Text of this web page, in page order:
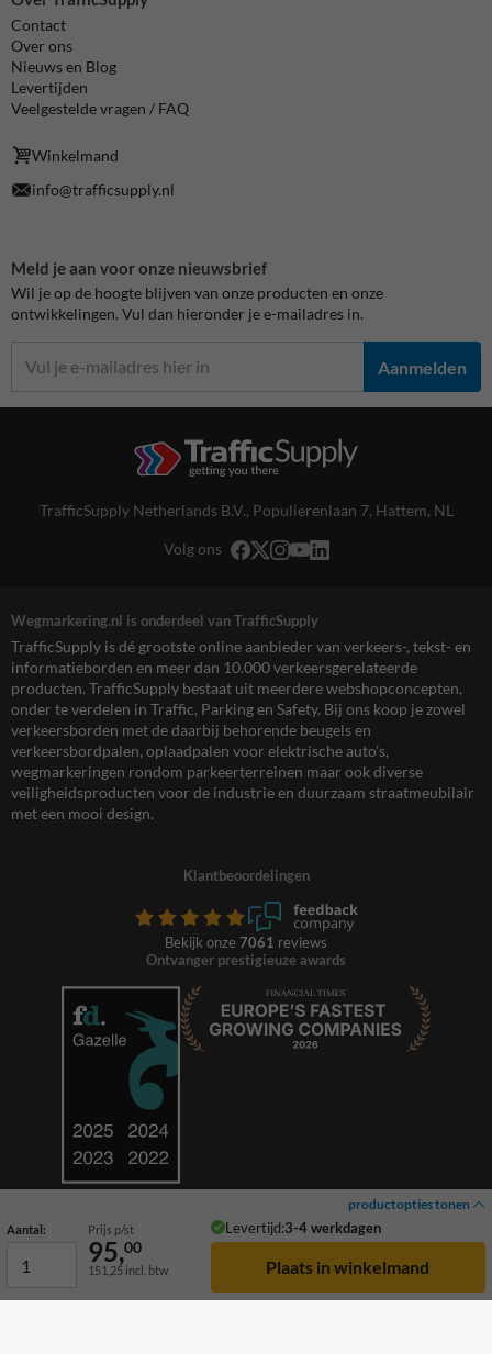
productopties tonen
Aantal: Prijs p/st Levertijd:3-4 werkdagen
95,00
151,25 incl. btw
Contact
Over ons
Nieuws en Blog
Levertijden
Veelgestelde vragen / FAQ
Winkelmand
info@trafficsupply.nl
Meld je aan voor onze nieuwsbrief
Wil je op de hoogte blijven van onze producten en onze
ontwikkelingen. Vul dan hieronder je e-mailadres in.
Aanmelden
TrafficSupply Netherlands B.V., Populierenlaan 7, Hattem, NL
Volg ons
Wegmarkering.nl is onderdeel van TrafficSupply
TrafficSupply is dé grootste online aanbieder van verkeers-, tekst- en
informatieborden en meer dan 10.000 verkeersgerelateerde
producten. TrafficSupply bestaat uit meerdere webshopconcepten,
onder te verdelen in Traffic, Parking en Safety. Bij ons koop je zowel
verkeersborden met de daarbij behorende beugels en
verkeersbordpalen, oplaadpalen voor elektrische auto’s,
wegmarkeringen rondom parkeerterreinen maar ook diverse
veiligheidsproducten voor de industrie en duurzaam straatmeubilair
met een mooi design.
Klantbeoordelingen
Bekijk onze 7061 reviews
Ontvanger prestigieuze awards
© 2026 TrafficSupply. Alle rechten voorbehouden.